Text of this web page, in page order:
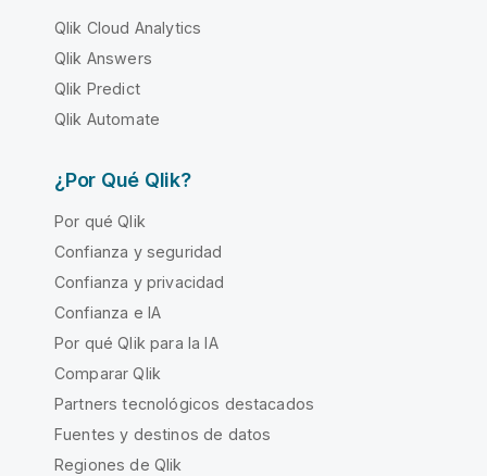
Qlik Cloud Analytics
Qlik Answers
Qlik Predict
Qlik Automate
¿Por Qué Qlik?
Por qué Qlik
Confianza y seguridad
Confianza y privacidad
Confianza e IA
Por qué Qlik para la IA
Comparar Qlik
Partners tecnológicos destacados
Fuentes y destinos de datos
Regiones de Qlik